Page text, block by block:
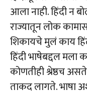
आला नाही. हिंदी न
राज्यातून लोक
शिकायचे मुलं काय
हिंदी भाषेबद्दल मला
कोणतीही श्रेष्ठच
ताकद लागते. भाषा